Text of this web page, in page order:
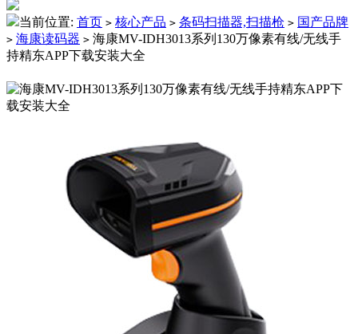
当前位置: 首页 > 核心产品 > 条码扫描器,扫描枪 > 国产品牌
> 海康读码器 > 海康MV-IDH3013系列130万像素有线/无线手
持精东APP下载安装大全